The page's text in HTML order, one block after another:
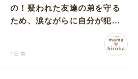
の！疑われた友達の弟を守る
ため、涙ながらに自分が犯人
1日前